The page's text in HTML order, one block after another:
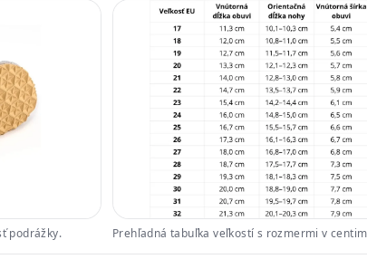
podrážky. Prehľadná tabuľka veľkostí s rozmermi v